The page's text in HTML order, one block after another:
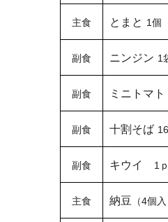
主食 とまと 1個
副食 ニンジン 1
副食 ミニトマト
副食 十割そば
副食 キウイ 1ｐ
主食 納豆 （4個入